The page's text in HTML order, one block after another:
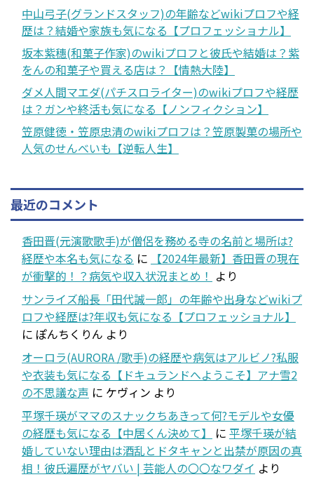
中山弓子(グランドスタッフ)の年齢などwikiプロフや経
歴は？結婚や家族も気になる【プロフェッショナル】
坂本紫穗(和菓子作家)のwikiプロフと彼氏や結婚は？紫
をんの和菓子や買える店は？【情熱大陸】
ダメ人間マエダ(パチスロライター)のwikiプロフや経歴
は？ガンや終活も気になる【ノンフィクション】
笠原健徳・笠原忠清のwikiプロフは？笠原製菓の場所や
人気のせんべいも【逆転人生】
最近のコメント
香田晋(元演歌歌手)が僧侶を務める寺の名前と場所は?
経歴や本名も気になる に
【2024年最新】香田晋の現在
が衝撃的！？病気や収入状況まとめ！ より
サンライズ船長「田代誠一郎」の年齢や出身などwikiプ
ロフや経歴は?年収も気になる【プロフェッショナル】
に ぽんちくりん より
オーロラ(AURORA /歌手)の経歴や病気はアルビノ?私服
や衣装も気になる【ドキュランドへようこそ】アナ雪2
の不思議な声 に ケヴィン より
平塚千瑛がママのスナックちあきって何?モデルや女優
の経歴も気になる【中居くん決めて】
に 平塚千瑛が結
婚していない理由は酒乱とドタキャンと出禁が原因の真
相！彼氏遍歴がヤバい | 芸能人の〇〇なワダイ より